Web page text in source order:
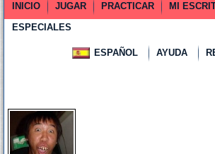
INICIO JUGAR PRACTICAR MI
ESPECIALES
ESPAÑOL AYUDA